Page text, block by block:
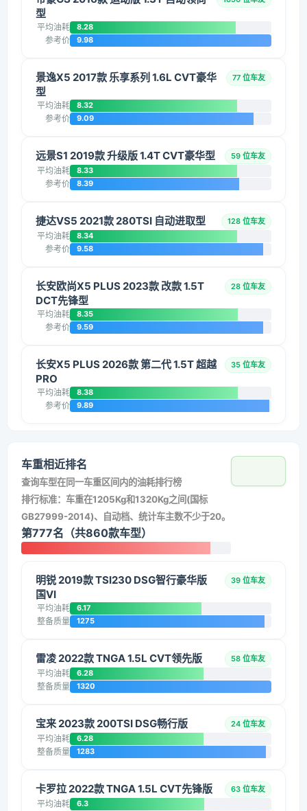
型
平均油耗 8.28
参考价 9.98
景逸X5 2017款 乐享系列 1.6L CVT豪华
型
77 位车友
平均油耗 8.32
参考价 9.09
远景S1 2019款 升级版 1.4T CVT豪华型 59 位车友
平均油耗 8.33
参考价 8.39
捷达VS5 2021款 280TSI 自动进取型 128 位车友
平均油耗 8.34
参考价 9.58
长安欧尚X5 PLUS 2023款 改款 1.5T
DCT先锋型
28 位车友
平均油耗 8.35
参考价 9.59
长安X5 PLUS 2026款 第二代 1.5T 超越
PRO
35 位车友
平均油耗 8.38
参考价 9.89
车重相近排名
查询车型在同一车重区间内的油耗排行榜
排行标准：车重在1205Kg和1320Kg之间(国标
GB27999-2014)、自动档、统计车主数不少于20。
第777名（共860款车型）
明锐 2019款 TSI230 DSG智行豪华版
国VI
39 位车友
平均油耗 6.17
整备质量 1275
雷凌 2022款 TNGA 1.5L CVT领先版 58 位车友
平均油耗 6.28
整备质量 1320
宝来 2023款 200TSI DSG畅行版 24 位车友
平均油耗 6.28
整备质量 1283
卡罗拉 2022款 TNGA 1.5L CVT先锋版 63 位车友
平均油耗 6.3